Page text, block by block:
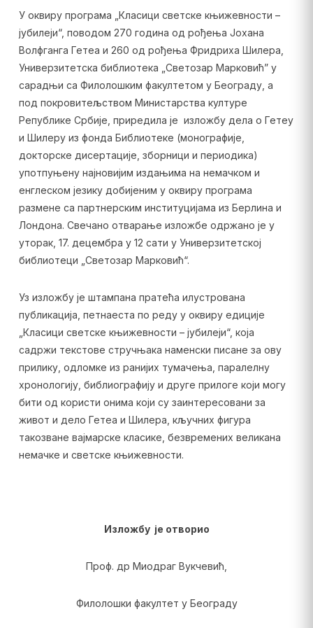
У оквиру програма „Класици светске књижевности –
јубилеји“, поводом 270 година од рођења Јохана
Волфганга Гетеа и 260 од рођења Фридриха Шилера,
Универзитетска библиотека „Светозар Марковић” у
сарадњи са Филолошким факултетом у Београду, а
под покровитељством Министарства културе
Републике Србије, приредила је изложбу дела о Гетеу
и Шилеру из фонда Библиотеке (монографије,
докторске дисертације, зборници и периодика)
употпуњену најновијим издањима на немачком и
енглеском језику добијеним у оквиру програма
размене са партнерским институцијама из Берлина и
Лондона. Свечано отварање изложбе одржано је у
уторак, 17. децембра у 12 сати у Универзитетској
библиотеци „Светозар Марковић“.
Уз изложбу је штампана пратећа илустрована
публикација, петнаеста по реду у оквиру едиције
„Класици светске књижевности – јубилеји“, која
садржи текстове стручњака наменски писане за ову
прилику, одломке из ранијих тумачења, паралелну
хронологију, библиографију и друге прилоге који могу
бити од користи онима који су заинтересовани за
живот и дело Гетеа и Шилера, кључних фигура
такозване вајмарске класике, безвремених великана
немачке и светске књижевности.
Изложбу је отворио
Проф. др Миодраг Вукчевић,
Филолошки факултет у Београду